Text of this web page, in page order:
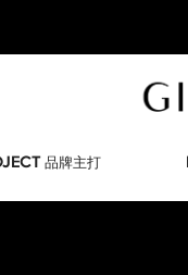
品牌主打